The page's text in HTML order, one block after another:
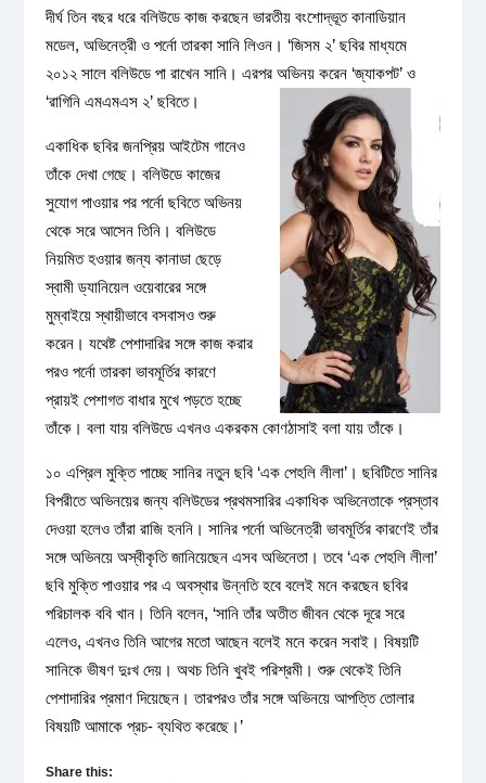
দীর্ঘ তিন বছর ধরে বলিউডে কাজ করছেন ভারতীয় বংশোদ্ভূত কানাডিয়ান
মডেল, অভিনেত্রী ও পর্নো তারকা সানি লিওন। ‘জিসম ২’ ছবির মাধ্যমে
২০১২ সালে বলিউডে পা রাখেন সানি। এরপর অভিনয় করেন ‘জ্যাকপট’ ও
‘রাগিনি এমএমএস ২’ ছবিতে।
একাধিক ছবির জনপ্রিয় আইটেম গানেও
তাঁকে দেখা গেছে। বলিউডে কাজের
সুযোগ পাওয়ার পর পর্নো ছবিতে অভিনয়
থেকে সরে আসেন তিনি। বলিউডে
নিয়মিত হওয়ার জন্য কানাডা ছেড়ে
স্বামী ড্যানিয়েল ওয়েবারের সঙ্গে
মুম্বাইয়ে স্থায়ীভাবে বসবাসও শুরু
করেন। যথেষ্ট পেশাদারির সঙ্গে কাজ করার
পরও পর্নো তারকা ভাবমূর্তির কারণে
প্রায়ই পেশাগত বাধার মুখে পড়তে হচ্ছে
তাঁকে। বলা যায় বলিউডে এখনও একরকম কোণঠাসাই বলা যায় তাঁকে।
১০ এপ্রিল মুক্তি পাচ্ছে সানির নতুন ছবি ‘এক পেহলি লীলা’। ছবিটিতে সানির
বিপরীতে অভিনয়ের জন্য বলিউডের প্রথমসারির একাধিক অভিনেতাকে প্রস্তাব
দেওয়া হলেও তাঁরা রাজি হননি। সানির পর্নো অভিনেত্রী ভাবমূর্তির কারণেই তাঁর
সঙ্গে অভিনয়ে অস্বীকৃতি জানিয়েছেন এসব অভিনেতা। তবে ‘এক পেহলি লীলা’
ছবি মুক্তি পাওয়ার পর এ অবস্থার উন্নতি হবে বলেই মনে করছেন ছবির
পরিচালক ববি খান। তিনি বলেন, ‘সানি তাঁর অতীত জীবন থেকে দূরে সরে
এলেও, এখনও তিনি আগের মতো আছেন বলেই মনে করেন সবাই। বিষয়টি
সানিকে ভীষণ দুঃখ দেয়। অথচ তিনি খুবই পরিশ্রমী। শুরু থেকেই তিনি
পেশাদারির প্রমাণ দিয়েছেন। তারপরও তাঁর সঙ্গে অভিনয়ে আপত্তি তোলার
বিষয়টি আমাকে প্রচ- ব্যথিত করেছে।’
Share this: